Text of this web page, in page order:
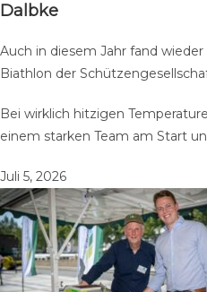
Dalbke
Auch in diesem Jahr fand
Biathlon der
Bei wirklich hitzigen
einem starken Team am Start
Juli 5, 2026